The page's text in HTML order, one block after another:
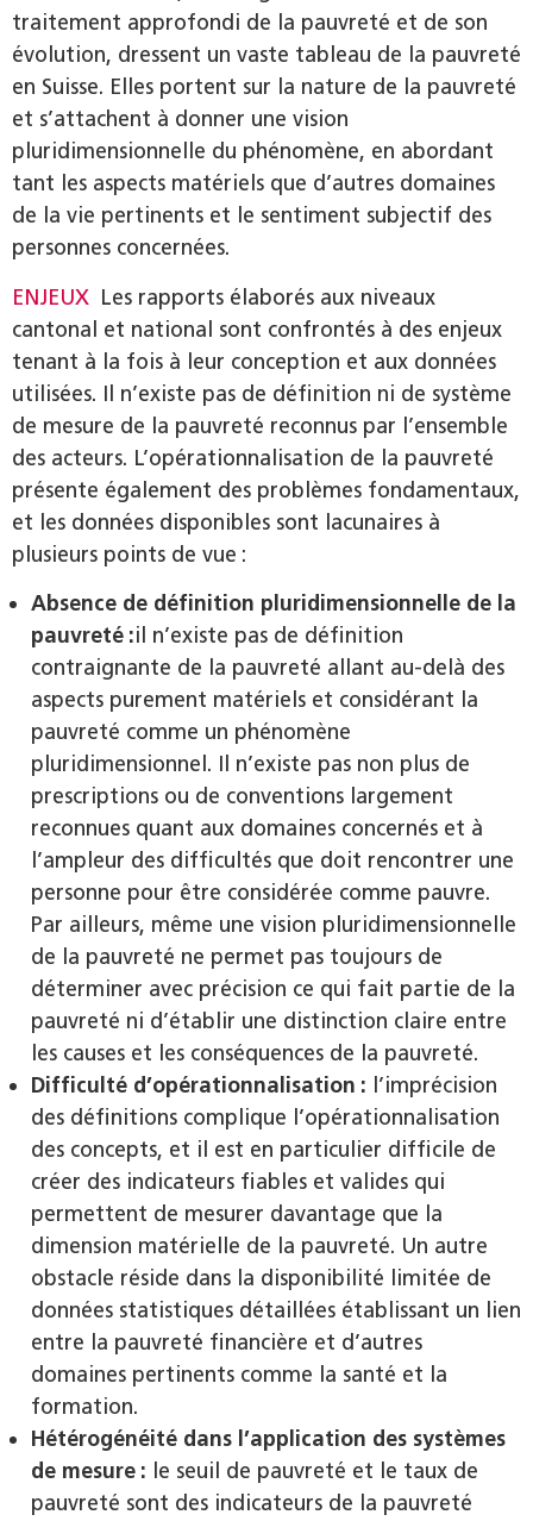
traitement approfondi de la pauvreté et de son
évolution, dressent un vaste tableau de la pauvreté
en Suisse. Elles portent sur la nature de la pauvreté
et s’attachent à donner une vision
pluridimensionnelle du phénomène, en abordant
tant les aspects matériels que d’autres domaines
de la vie pertinents et le sentiment subjectif des
personnes concernées.
ENJEUX Les rapports élaborés aux niveaux
cantonal et national sont confrontés à des enjeux
tenant à la fois à leur conception et aux données
utilisées. Il n’existe pas de définition ni de système
de mesure de la pauvreté reconnus par l’ensemble
des acteurs. L’opérationnalisation de la pauvreté
présente également des problèmes fondamentaux,
et les données disponibles sont lacunaires à
plusieurs points de vue :
Absence de définition pluridimensionnelle de la
pauvreté :il n’existe pas de définition
contraignante de la pauvreté allant au-delà des
aspects purement matériels et considérant la
pauvreté comme un phénomène
pluridimensionnel. Il n’existe pas non plus de
prescriptions ou de conventions largement
reconnues quant aux domaines concernés et à
l’ampleur des difficultés que doit rencontrer une
personne pour être considérée comme pauvre.
Par ailleurs, même une vision pluridimensionnelle
de la pauvreté ne permet pas toujours de
déterminer avec précision ce qui fait partie de la
pauvreté ni d’établir une distinction claire entre
les causes et les conséquences de la pauvreté.
Difficulté d’opérationnalisation : l’imprécision
des définitions complique l’opérationnalisation
des concepts, et il est en particulier difficile de
créer des indicateurs fiables et valides qui
permettent de mesurer davantage que la
dimension matérielle de la pauvreté. Un autre
obstacle réside dans la disponibilité limitée de
données statistiques détaillées établissant un lien
entre la pauvreté financière et d’autres
domaines pertinents comme la santé et la
formation.
Hétérogénéité dans l’application des systèmes
de mesure : le seuil de pauvreté et le taux de
pauvreté sont des indicateurs de la pauvreté